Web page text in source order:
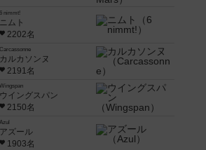
6 nimmt!
ニムト
2202名
Carcassonne
カルカソンヌ
2191名
Wingspan
ウイングスパン
2150名
Azul
アズール
1903名